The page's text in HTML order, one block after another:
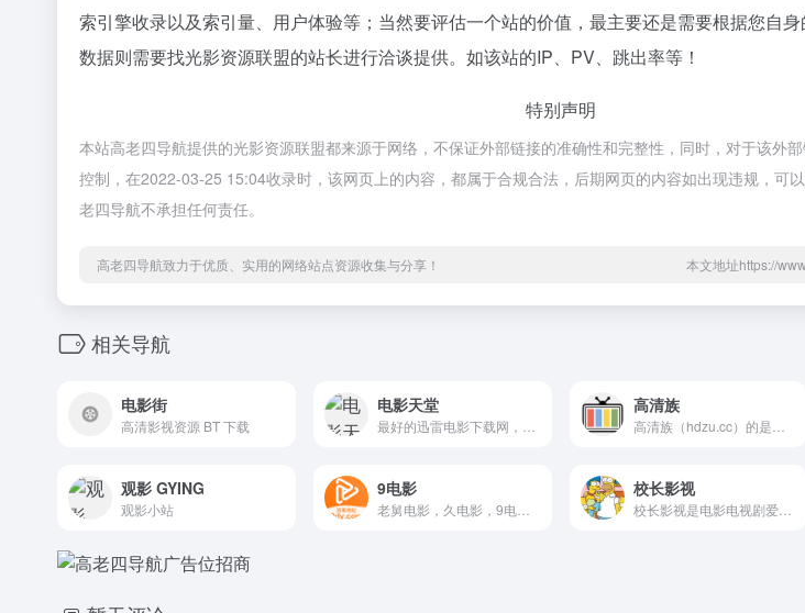
索引擎收录以及索引量、用户体验等；当然要评估一个站的价值，最主要还是需要根据您自
数据则需要找光影资源联盟的站长进行洽谈提供。如该站的IP、PV、跳出率等！
特别声明
本站高老四导航提供的光影资源联盟都来源于网络，不保证外部链接的准确性和完整性，同时，对于该外
控制，在2022-03-25 15:04收录时，该网页上的内容，都属于合规合法，后期网页的内容如出现违规，可
老四导航不承担任何责任。
高老四导航致力于优质、实用的网络站点资源收集与分享！ 本文地址https://
相关导航
电影街
高清影视资源 BT 下载
电影天堂 高清族
观影 GYING
观影小站
9电影
老舅电影，久电影，9电影，每日最新电影上新，主要压制发布利用 AI 修复的怀旧电影
校长影视
校长影视是电影电视剧爱好者的天堂，为你提供高清电影、韩剧、美剧、日剧、泰剧、香港tvb、百度云电影下载、迅雷电影下载服务，全部高清电影。